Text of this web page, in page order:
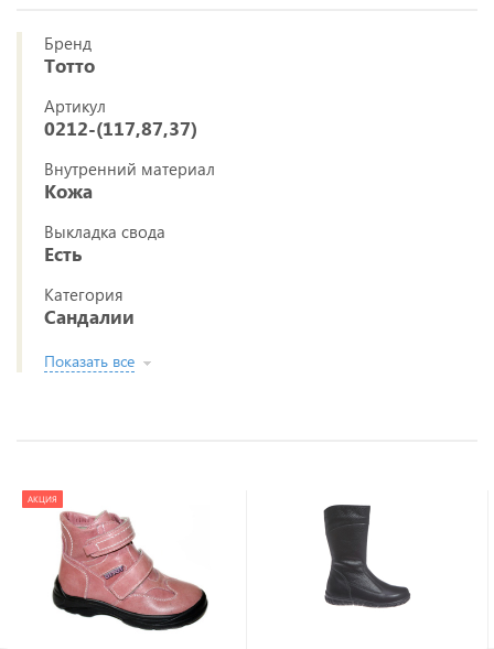
Бренд
Тотто
Артикул
0212-(117,87,37)
Внутренний материал
Кожа
Выкладка свода
Есть
Категория
Сандалии
Показать все
АКЦИЯ